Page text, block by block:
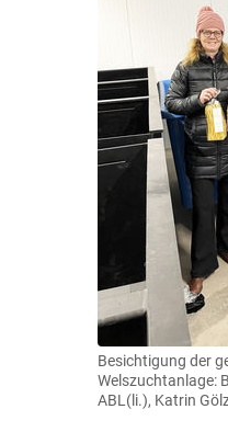
Besichtigung der
Welszuchtanlage:
ABL(li.), Katrin